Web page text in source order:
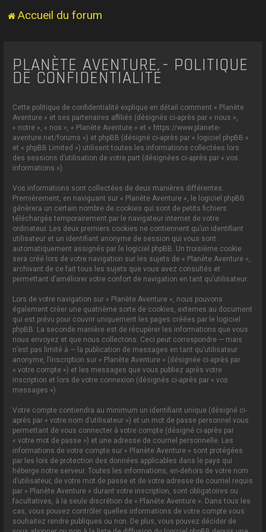
Accueil du forum
PLANÈTE AVENTURE - POLITIQUE
DE CONFIDENTIALITÉ
Cette politique de confidentialité explique en détail comment « Planète
Aventure » et ses partenaires affiliés (désignés ci-après par « nous »,
« notre », « nos », « Planète Aventure » et « https://www.planete-
aventure.net/forums ») et phpBB (désigné ci-après par « logiciel phpBB »
et « phpBB Limited ») utilisent toutes les informations collectées lors
des sessions d’utilisation de votre part (désignées ci-après par « vos
informations »).
Vos informations sont collectées de deux manières différentes.
Premièrement, en naviguant sur « Planète Aventure », le logiciel phpBB
génèrera un certain nombre de cookies qui sont de petits fichiers
téléchargés temporairement par le navigateur internet de votre
ordinateur. Les deux premiers cookies ne contiennent qu’un identifiant
utilisateur et un identifiant anonyme de session qui vous sont
automatiquement assignés par le logiciel phpBB. Un troisième cookie
sera créé lors de votre navigation sur les sujets de « Planète Aventure »,
archivant de ce fait tous les sujets que vous avez consultés et
permettant d’améliorer votre confort de navigation en tant qu’utilisateur.
Lors de votre navigation sur « Planète Aventure », nous pouvons
également créer une quatrième sorte de cookies, externes au document
qui est prévu pour couvrir uniquement les pages créées par le logiciel
phpBB. La seconde manière est de récupérer les informations que vous
nous envoyez et que nous collectons. Ceci peut correspondre — mais
n’est pas limité à — la publication de messages en tant qu’utilisateur
anonyme, l’inscription sur « Planète Aventure » (désignée ci-après par
« votre compte ») et les messages que vous publiez après votre
inscription et lors de votre connexion (désignés ci-après par « vos
messages »).
Votre compte contiendra au minimum un identifiant unique (désigné ci-
après par « votre nom d’utilisateur ») et un mot de passe personnel vous
permettant de vous connecter à votre compte (désigné ci-après par
« votre mot de passe ») et une adresse de courriel personnelle. Les
informations de votre compte sur « Planète Aventure » sont protégées
par les lois de protection des données applicables dans le pays qui
héberge notre serveur. Toutes les informations, en-dehors de votre nom
d’utilisateur, de votre mot de passe et de votre adresse de courriel requis
par « Planète Aventure » durant votre inscription, sont obligatoires ou
facultatives, à la seule discrétion de « Planète Aventure ». Dans tous les
cas, vous pouvez contrôler quelles informations de votre compte vous
souhaitez rendre publiques ou non. De plus, vous pouvez décider de